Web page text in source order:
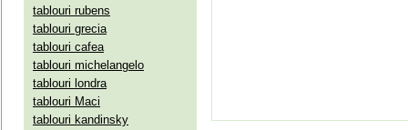
tablouri rubens
tablouri grecia
tablouri cafea
tablouri michelangelo
tablouri londra
tablouri Maci
tablouri kandinsky